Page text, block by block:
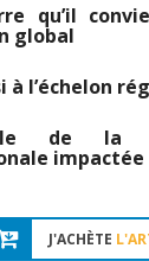
qu’il
global
à l’échelon
de la
impactée
J'ACHÈTE